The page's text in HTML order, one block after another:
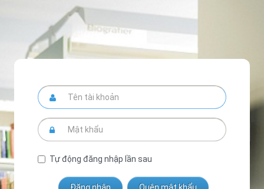
Tự động đăng nhập lần sau